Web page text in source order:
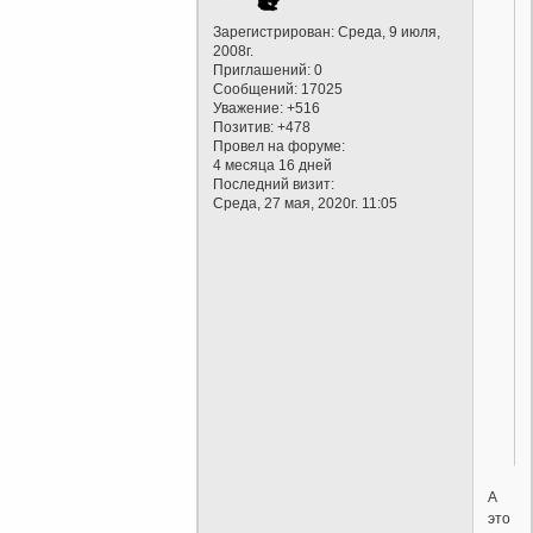
Зарегистрирован: Среда, 9 июля,
2008г.
Приглашений: 0
Сообщений: 17025
Уважение: +516
Позитив: +478
Провел на форуме:
4 месяца 16 дней
Последний визит:
Среда, 27 мая, 2020г. 11:05
А
это